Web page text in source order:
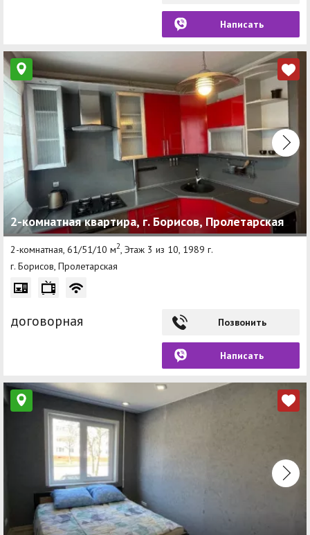
Написать
2-комнатная квартира, г. Борисов, Пролетарская
2-комнатная, 61/51/10 м2 , Этаж 3 из 10, 1989 г.
г. Борисов, Пролетарская
договорная Позвонить
Написать